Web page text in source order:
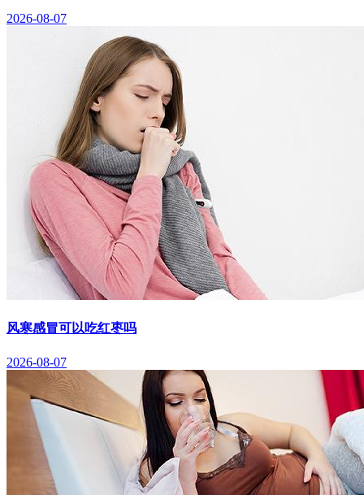
2026-08-07
风寒感冒可以吃红枣吗
2026-08-07